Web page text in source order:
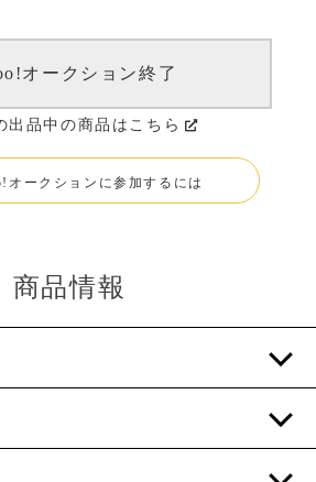
オークション終了
出品中の商品はこちら
オークションに参加するには
商品情報